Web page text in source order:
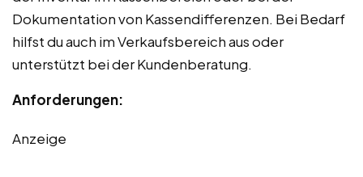
Dokumentation von Kassendifferenzen. Bei Bedarf
hilfst du auch im Verkaufsbereich aus oder
unterstützt bei der Kundenberatung.
Anforderungen:
Anzeige